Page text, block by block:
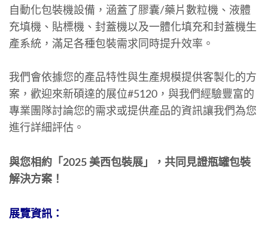
自動化包裝機設備，涵蓋了膠囊/藥片數粒機、液體
充填機、貼標機、封蓋機以及一體化填充和封蓋機生
產系統，滿足各種包裝需求同時提升效率。
我們會依據您的產品特性與生產規模提供客製化的方
案，歡迎來新碩達的展位#5120，與我們經驗豐富的
專業團隊討論您的需求或提供產品的資訊讓我們為您
進行詳細評估。
與您相約「 2025 美西包裝展」，共同見證瓶罐包裝
解決方案！
展覽資訊：